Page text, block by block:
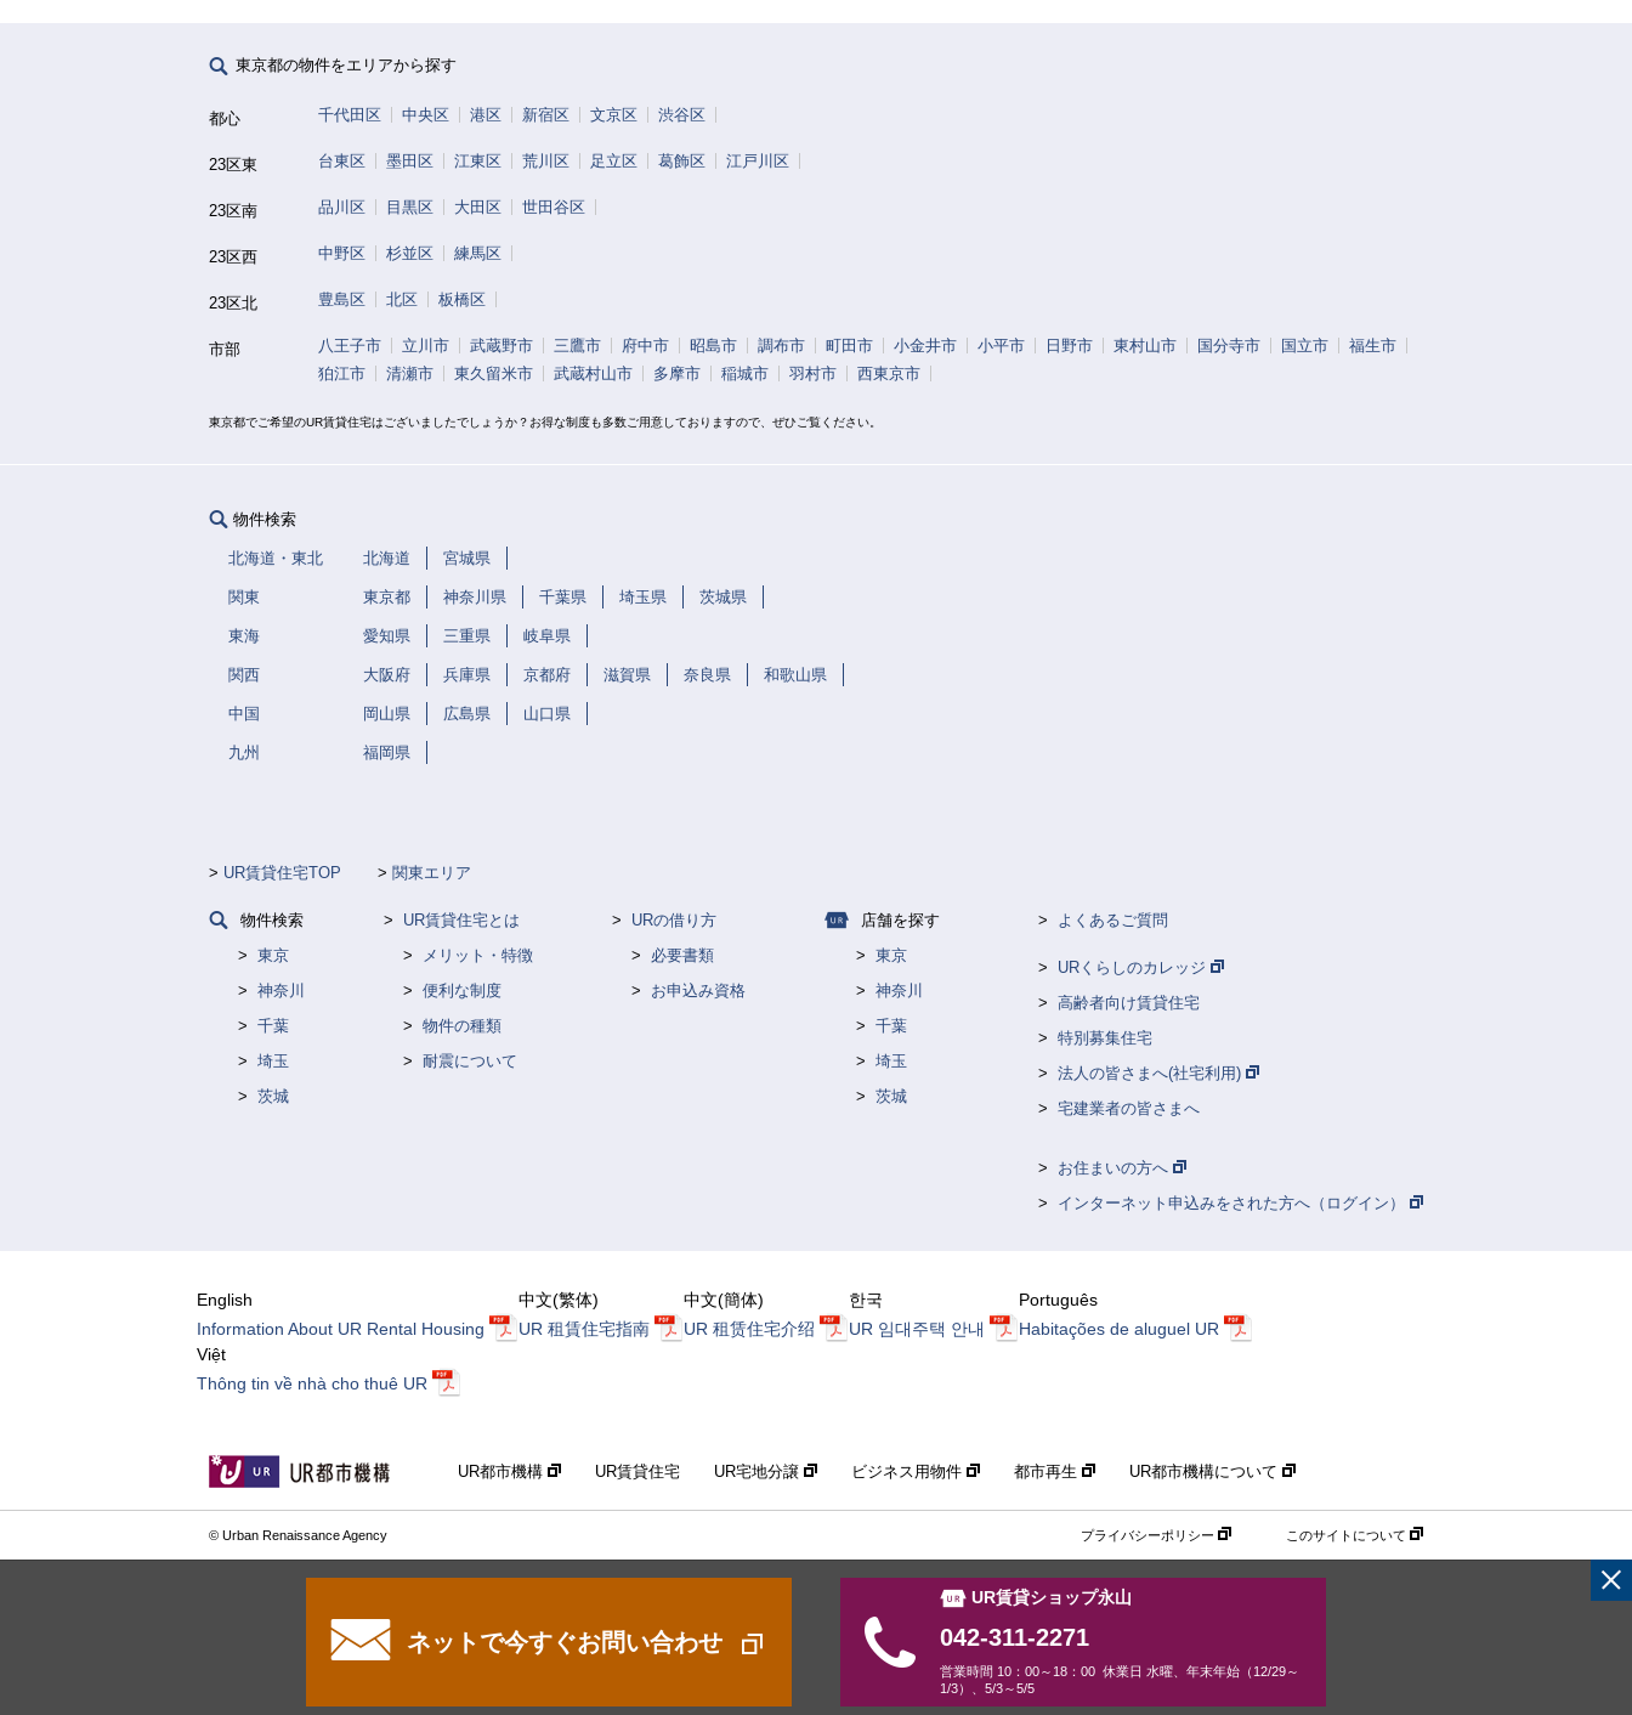
ネットで今すぐお問い合わせ
UR賃貸ショップ永山
042-311-2271
営業時間 10：00～18：00 休業日 水曜、年末年始（12/29～
1/3）、5/3～5/5
東京都の物件をエリアから探す
都心 千代田区 中央区 港区 新宿区 文京区 渋谷区
23区東 台東区 墨田区 江東区 荒川区 足立区 葛飾区 江戸川区
23区南 品川区 目黒区 大田区 世田谷区
23区西 中野区 杉並区 練馬区
23区北 豊島区 北区 板橋区
市部 八王子市 立川市 武蔵野市 三鷹市 府中市 昭島市 調布市 町田市 小金井市 小平市 日野市 東村山市 国分寺市 国立市
福生市
狛江市
清瀬市 東久留米市 武蔵村山市 多摩市 稲城市 羽村市 西東京市
東京都でご希望のUR賃貸住宅はございましたでしょうか？お得な制度も多数ご用意しておりますので、ぜひご覧ください。
物件検索
北海道・東北 北海道 宮城県
関東 東京都 神奈川県 千葉県 埼玉県 茨城県
東海 愛知県 三重県 岐阜県
関西 大阪府 兵庫県 京都府 滋賀県 奈良県 和歌山県
中国 岡山県 広島県 山口県
九州 福岡県
UR賃貸住宅TOP 関東エリア
物件検索
東京
神奈川
千葉
埼玉
茨城
UR賃貸住宅とは
メリット・特徴
便利な制度
物件の種類
耐震について
URの借り方
必要書類
お申込み資格
店舗を探す
東京
神奈川
千葉
埼玉
茨城
よくあるご質問
URくらしのカレッジ
高齢者向け賃貸住宅
特別募集住宅
法人の皆さまへ(社宅利用)
宅建業者の皆さまへ
お住まいの方へ
インターネット申込みをされた方へ（ログイン）
English
Information About UR Rental Housing
中文(繁体)
UR 租賃住宅指南
中文(簡体)
UR 租赁住宅介绍
한국
UR 임대주택 안내
Português
Habitações de aluguel UR
Việt
Thông tin về nhà cho thuê UR
UR都市機構 UR賃貸住宅 UR宅地分譲 ビジネス用物件 都市再生 UR都市機構について
© Urban Renaissance Agency プライバシーポリシー このサイトについて